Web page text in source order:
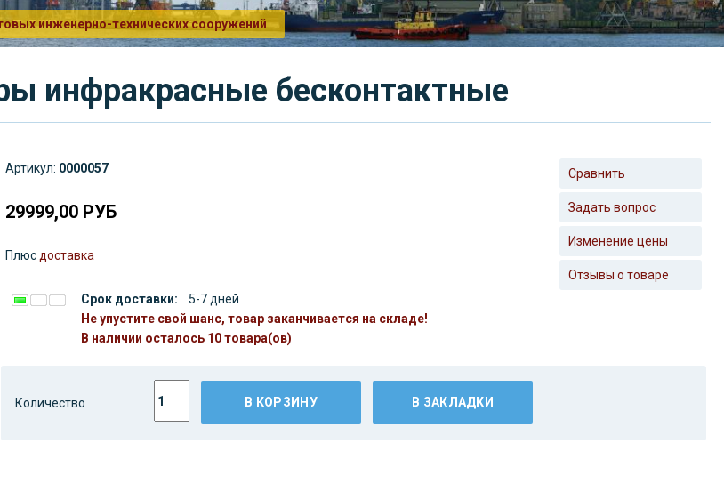
инженерно-технических сооружений
инфракрасные бесконтактные
Артикул: 0000057
29999,00 РУБ
Плюс доставка
Срок доставки:
5-7 дней
Не упустите свой шанс, товар заканчивается на складе!
В наличии осталось 10 товара(ов)
Сравнить
Задать вопрос
Изменение цены
Отзывы о товаре
Количество В КОРЗИНУ В ЗАКЛАДКИ